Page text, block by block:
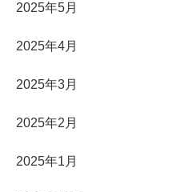
2025年5月
2025年4月
2025年3月
2025年2月
2025年1月